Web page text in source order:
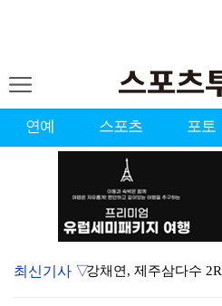
연예 스포츠 포토
최신기사 ▽